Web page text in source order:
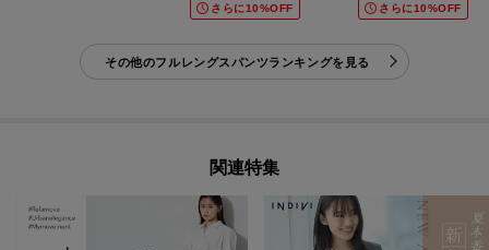
さらに10%OFF さらに10%OFF
その他のフルレングスパンツランキングを見る
関連特集